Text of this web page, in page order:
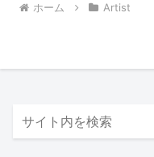
ホーム Artist